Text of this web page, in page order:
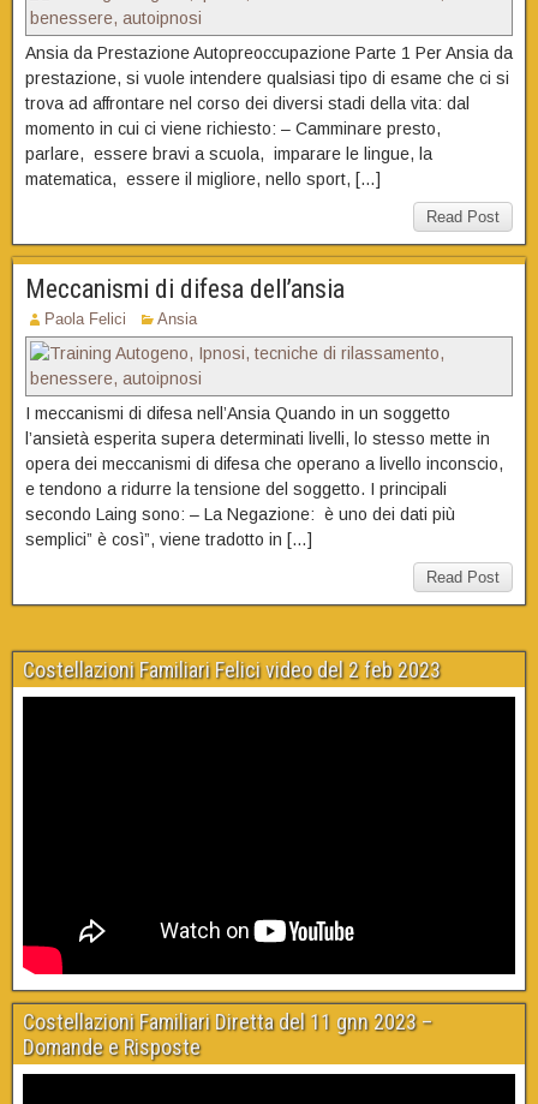
Ansia da Prestazione Autopreoccupazione Parte 1 Per Ansia da
prestazione, si vuole intendere qualsiasi tipo di esame che ci si
trova ad affrontare nel corso dei diversi stadi della vita: dal
momento in cui ci viene richiesto: – Camminare presto,
parlare, essere bravi a scuola, imparare le lingue, la
matematica, essere il migliore, nello sport, […]
Read Post
Meccanismi di difesa dell’ansia
Paola Felici Ansia
I meccanismi di difesa nell’Ansia Quando in un soggetto
l’ansietà esperita supera determinati livelli, lo stesso mette in
opera dei meccanismi di difesa che operano a livello inconscio,
e tendono a ridurre la tensione del soggetto. I principali
secondo Laing sono: – La Negazione: è uno dei dati più
semplici” è così”, viene tradotto in […]
Read Post
Costellazioni Familiari Felici video del 2 feb 2023
Costellazioni Familiari Diretta del 11 gnn 2023 –
Domande e Risposte